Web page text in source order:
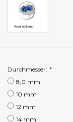
Durchmesser: *
8,0 mm
10 mm
12 mm
14 mm